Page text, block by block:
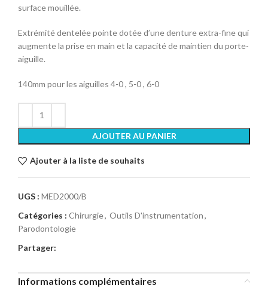
surface mouillée.
Extrémité dentelée pointe dotée d’une denture extra-fine qui
augmente la prise en main et la capacité de maintien du porte-
aiguille.
140mm pour les aiguilles 4-0 , 5-0 , 6-0
AJOUTER AU PANIER
Ajouter à la liste de souhaits
UGS : MED2000/B
Catégories : Chirurgie, Outils D'instrumentation,
Parodontologie
Partager:
Informations complémentaires